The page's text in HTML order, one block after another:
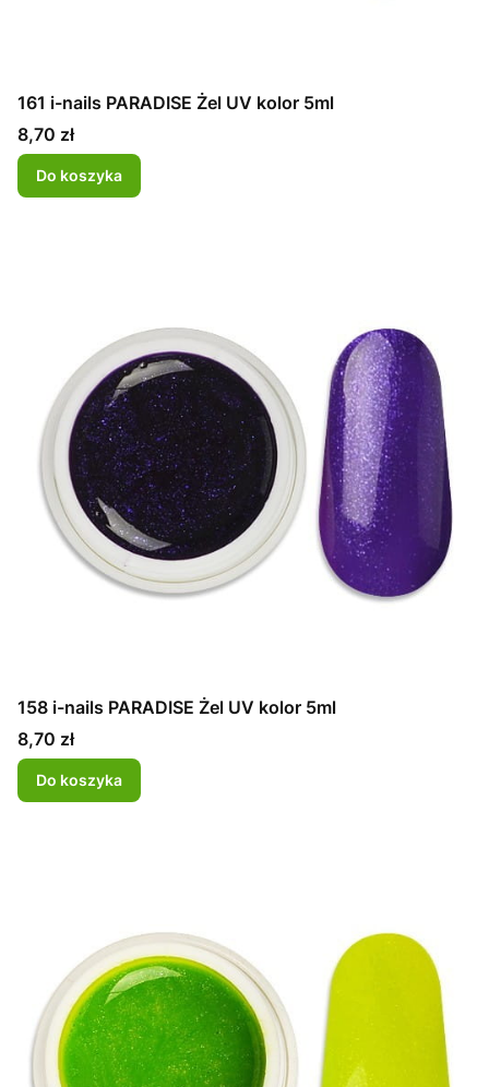
161 i-nails PARADISE Żel UV kolor 5ml
Cena
8,70 zł
Do koszyka
158 i-nails PARADISE Żel UV kolor 5ml
Cena
8,70 zł
Do koszyka